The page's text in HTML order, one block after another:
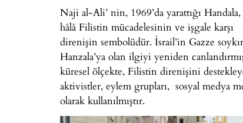
Naji al-Ali’ nin, 1969’da yarattığı
hâlâ Filistin mücadelesinin ve işgale karşı
direnişin sembolüdür. İsrail’in Gazze
Hanzala’ya olan ilgiyi yeniden
küresel ölçekte, Filistin direnişini
aktivistler, eylem grupları, sosyal medya
olarak kullanılmıştır.